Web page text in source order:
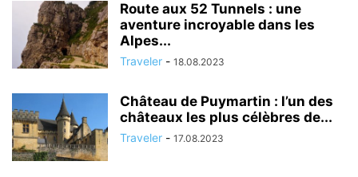
Route aux 52 Tunnels : une
aventure incroyable dans les
Alpes...
Traveler - 18.08.2023
Château de Puymartin : l’un des
châteaux les plus célèbres de...
Traveler - 17.08.2023